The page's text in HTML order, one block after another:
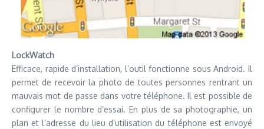
LockWatch
Efficace, rapide d’installation, l’outil fonctionne sous Android. Il
permet de recevoir la photo de toutes personnes rentrant un
mauvais mot de passe dans votre téléphone. Il est possible de
configurer le nombre d’essai. En plus de sa photographie, un
plan et l’adresse du lieu d’utilisation du téléphone est envoyé